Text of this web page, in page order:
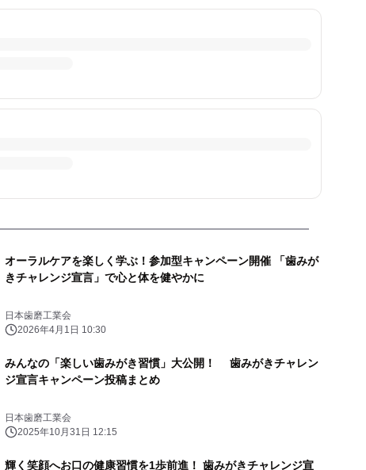
オーラルケアを楽しく学ぶ！参加型キャンペーン開催 「歯みが
きチャレンジ宣言」で心と体を健やかに
日本歯磨工業会
2026年4月1日 10:30
みんなの「楽しい歯みがき習慣」大公開！ 歯みがきチャレン
ジ宣言キャンペーン投稿まとめ
日本歯磨工業会
2025年10月31日 12:15
輝く笑顔へお口の健康習慣を1歩前進！ 歯みがきチャレンジ宣